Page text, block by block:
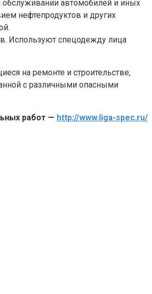
автомобилей и иных
нефтепродуктов и других
Используют спецодежду лица
на ремонте и строительстве,
с различными опасными
работ — http://www.liga-spec.ru/